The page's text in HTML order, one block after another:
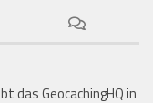
das GeocachingHQ in